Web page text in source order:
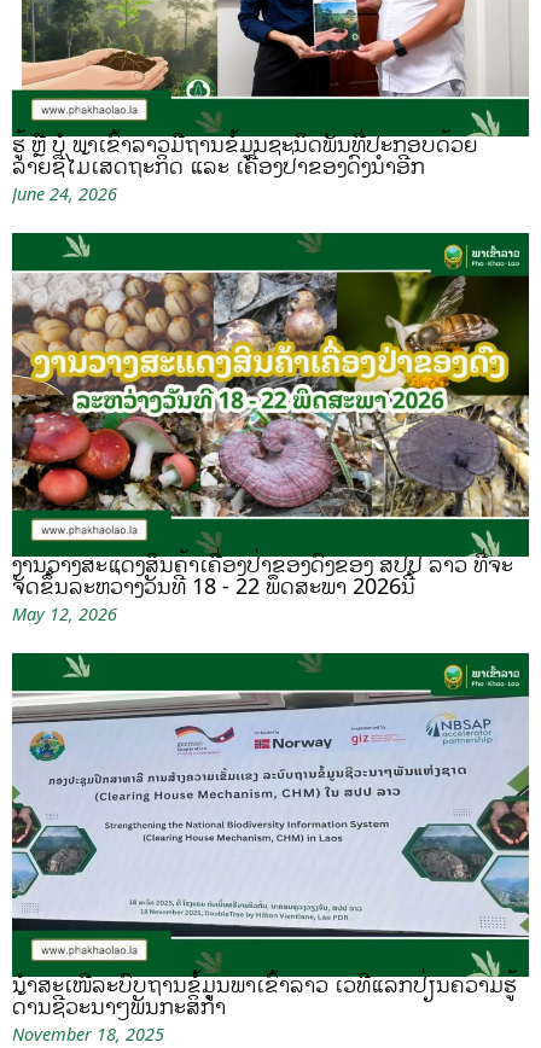
ຮູ້ ຫຼື ບໍ ພາເຂົ້າລາວມີຖານຂໍ້ມູນຊະນິດພັນທີ່ປະກອບດ້ວຍ
ລາຍຊື່ໄມ້ເສດຖະກິດ ແລະ ເຄື່ອງປ່າຂອງດົງນຳອີກ
June 24, 2026
ງານວາງສະແດງສິນຄ້າເຄື່ອງປ່າຂອງດົງຂອງ ສປປ ລາວ ທີ່ຈະ
ຈັດຂຶ້ນລະຫວ່າງວັນທີ 18 - 22 ພຶດສະພາ 2026ນີ້
May 12, 2026
ນຳສະເໜີລະບົບຖານຂໍ້ມູນພາເຂົ້າລາວ ເວທີແລກປ່ຽນຄວາມຮູ້
ດ້ານຊີວະນາໆພັນກະສິກຳ
November 18, 2025